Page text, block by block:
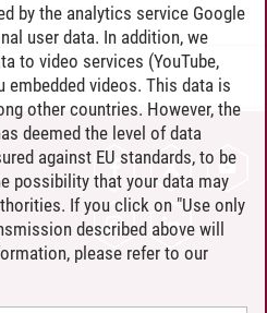
by the analytics service Google
user data. In addition, we
to video services (YouTube,
videos. This data is
other countries. However, the
deemed the level of data
against EU standards, to be
possibility that your data may
If you click on "Use only
described above will
please refer to our